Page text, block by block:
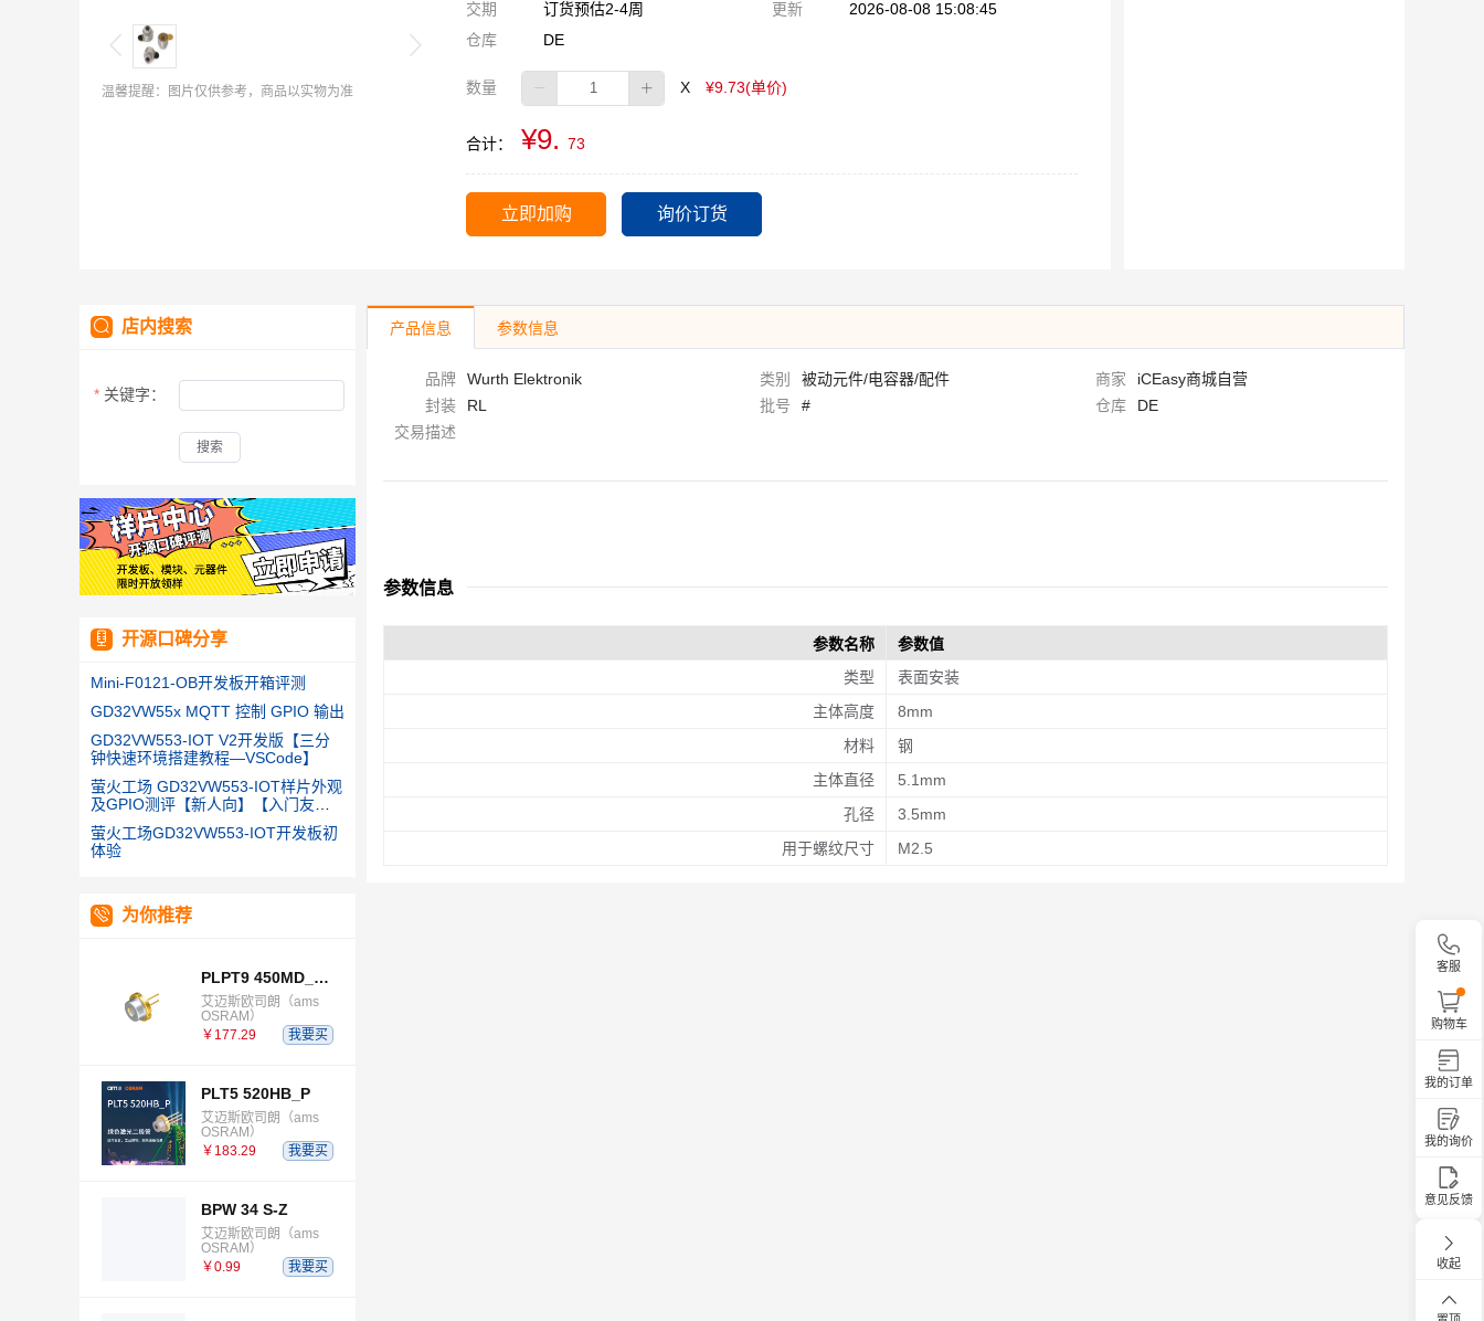
客服
购物车
我的订单
我的询价
意见反馈
收起
温馨提醒：图片仅供参考，商品以实物为准
交期
订货预估2-4周
仓库
DE
更新
2026-08-08 15:08:45
数量 X ¥9.73(单价)
合计： ¥9. 73
立即加购 询价订货
店内搜索
关键字：
搜索
开源口碑分享
Mini-F0121-OB开发板开箱评测
GD32VW55x MQTT 控制 GPIO 输出
GD32VW553-IOT V2开发版【三分
钟快速环境搭建教程—VSCode】
萤火工场 GD32VW553-IOT样片外观
及GPIO测评【新人向】【入门友
好】
萤火工场GD32VW553-IOT开发板初
体验
为你推荐
PLPT9 450MD_E E9633 B03B06
艾迈斯欧司朗（ams
OSRAM）
￥177.29
我要买
PLT5 520HB_P
艾迈斯欧司朗（ams
OSRAM）
￥183.29
我要买
BPW 34 S-Z
艾迈斯欧司朗（ams
OSRAM）
￥0.99
我要买
产品信息 参数信息
品牌 Wurth Elektronik 类别 被动元件/电容器/配件 商家
iCEasy商城自营
封装
RL 批号 # 仓库
DE
交易描述
参数信息
参数名称
参数值
类型
表面安装
主体高度
8mm
材料
钢
主体直径
5.1mm
孔径
3.5mm
用于螺纹尺寸
M2.5